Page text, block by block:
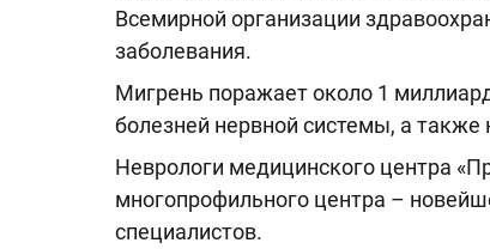
Всемирной организации
заболевания.
Мигрень поражает около 1
болезней нервной системы, а
Неврологи медицинского центра
многопрофильного центра –
специалистов.